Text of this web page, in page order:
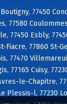
77450
77580
77450 Esbly,
Fiacre, 77860 St-
77470
77165 Cuisy,
le-Chapitre,
Plessis-l, 77230